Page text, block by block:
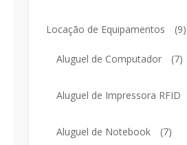
Locação de Equipamentos (9)
Aluguel de Computador (7)
Aluguel de Impressora RFID
Aluguel de Notebook (7)